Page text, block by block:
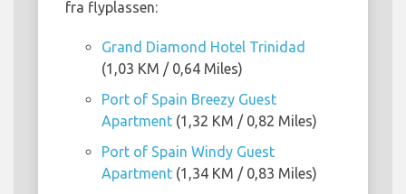
fra flyplassen:
Grand Diamond Hotel Trinidad
(1,03 KM / 0,64 Miles)
Port of Spain Breezy Guest
Apartment (1,32 KM / 0,82 Miles)
Port of Spain Windy Guest
Apartment (1,34 KM / 0,83 Miles)